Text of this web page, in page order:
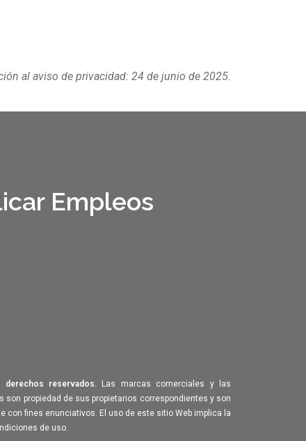
al aviso de privacidad: 24 de junio de 2025.
Empleos
reservados. Las marcas comerciales y las
son propiedad de sus propietarios correspondientes y son
con fines enunciativos. El uso de este sitio Web implica la
de uso.